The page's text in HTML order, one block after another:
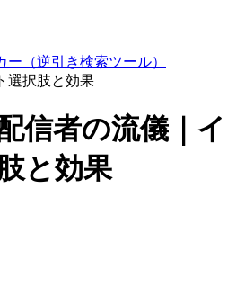
（逆引き検索ツール）
選択肢と効果
信者の流儀｜イ
と効果